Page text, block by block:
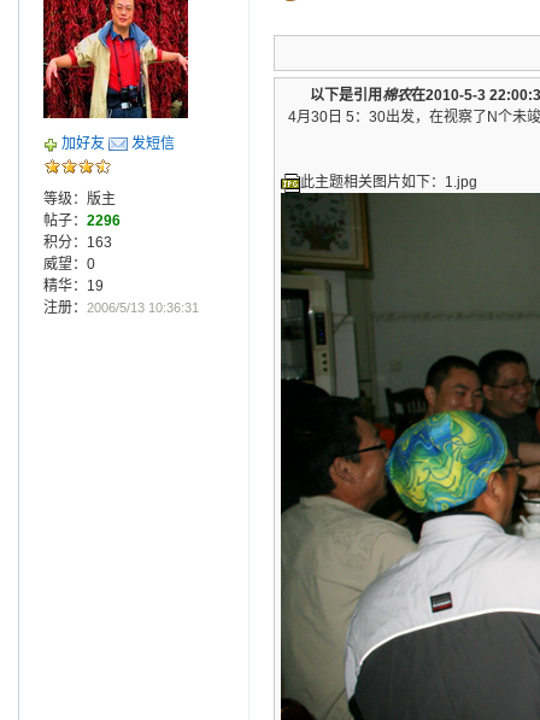
加好友 发短信
等级：版主
帖子： 2296
积分：163
威望：0
精华：19
注册： 2006/5/13 10:36:31
以下是引用 棉农在2010-5-3
4月30日 5：30出发，在视察了N个未
此主题相关图片如下：1.jpg